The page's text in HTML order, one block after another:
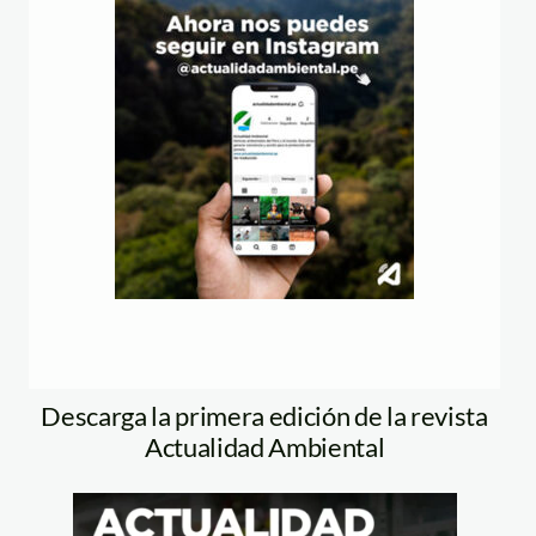
Descarga la primera edición de la revista
Actualidad Ambiental